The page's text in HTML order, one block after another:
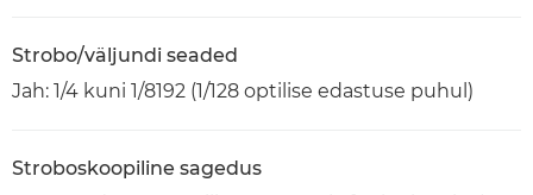
Strobo/väljundi seaded
Jah: 1/4 kuni 1/8192 (1/128 optilise edastuse puhul)
Stroboskoopiline sagedus